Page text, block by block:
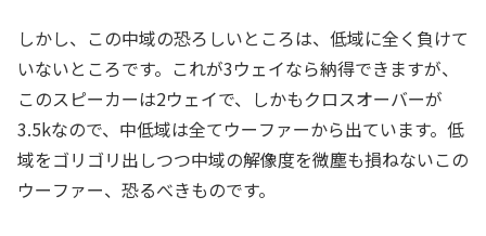
しかし、この中域の恐ろしいところは、低域に全く負けて
いないところです。これが3ウェイなら納得できますが、
このスピーカーは2ウェイで、しかもクロスオーバーが
3.5kなので、中低域は全てウーファーから出ています。低
域をゴリゴリ出しつつ中域の解像度を微塵も損ねないこの
ウーファー、恐るべきものです。